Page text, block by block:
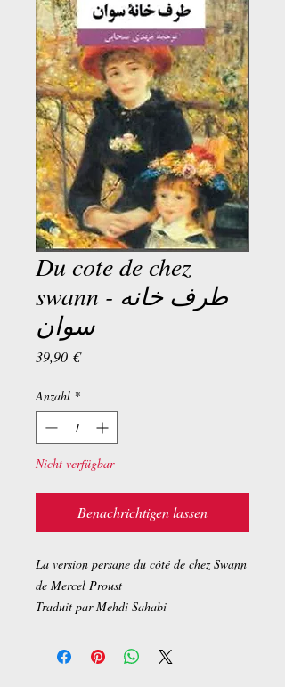
Du cote de chez
swann - طرف خانه
سوان
39,90 €Preis
Anzahl *
Nicht verfügbar
Benachrichtigen lassen
La version persane du côté de chez Swann
de Mercel Proust
Traduit par Mehdi Sahabi